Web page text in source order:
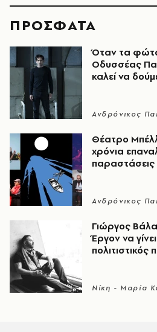
ΠΡΟΣΦΑΤΑ
Όταν τα
Οδυσσέας
καλεί να
Ανδρόνικος
Θέατρο
χρόνια
παραστάσεις
Ανδρόνικος
Γιώργος
Έργον να
πολιτιστικός
Νίκη - Μαρία